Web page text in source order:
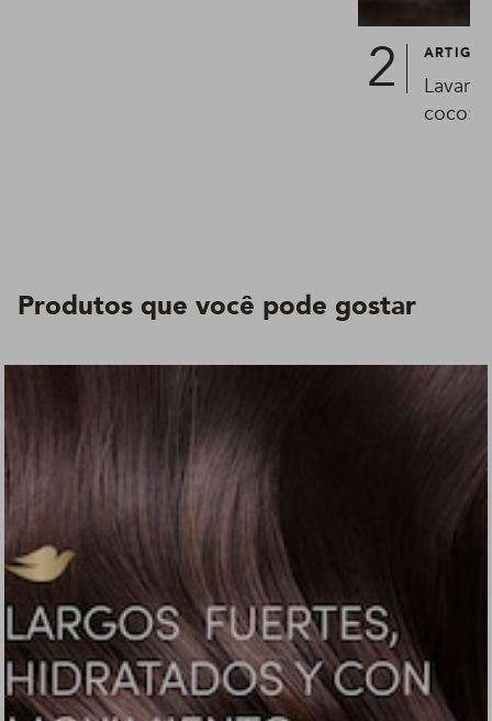
ARTIGO
Lavar
coco:
Produtos que você pode gostar